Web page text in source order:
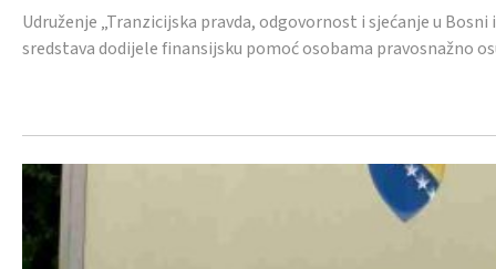
Udruženje „Tranzicijska pravda, odgovornost i sjećanje u
sredstava dodijele finansijsku pomoć osobama pravosnažno